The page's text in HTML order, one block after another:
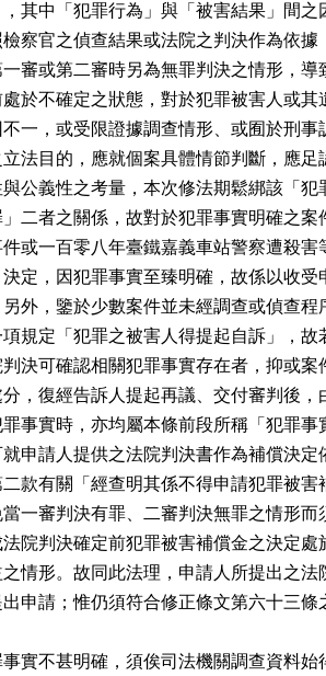
，其中「犯罪行為」與「被害結果」間
檢察官之偵查結果或法院之判決作為依
一審或第二審時另為無罪判決之情形，
處於不確定之狀態，對於犯罪被害人或
不一，或受限證據調查情形、或囿於刑
立法目的，應就個案具體情節判斷，應
與公義性之考量，本次修法期鬆綁該「
」二者之關係，故對於犯罪事實明確之
件或一百零八年臺鐵嘉義車站警察遭殺
決定，因犯罪事實至臻明確，故係以收
另外，鑒於少數案件並未經調查或偵查
項規定「犯罪之被害人得提起自訴」，
判決可確認相關犯罪事實存在者，抑或
分，復經告訴人提起再議、交付審判後
罪事實時，亦均屬本條前段所稱「犯罪
就申請人提供之法院判決書作為補償決
二款有關「經查明其係不得申請犯罪被
當一審判決有罪、二審判決無罪之情形
法院判決確定前犯罪被害補償金之決定
之情形。故同此法理，申請人所提出之
出申請；惟仍須符合修正條文第六十三
實不甚明確，須俟司法機關調查資料